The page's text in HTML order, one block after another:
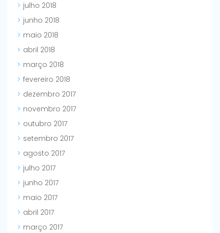
julho 2018
junho 2018
maio 2018
abril 2018
março 2018
fevereiro 2018
dezembro 2017
novembro 2017
outubro 2017
setembro 2017
agosto 2017
julho 2017
junho 2017
maio 2017
abril 2017
março 2017